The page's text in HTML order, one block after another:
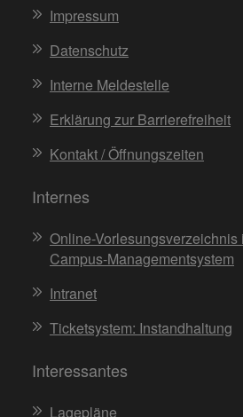
Impressum
Datenschutz
Interne Meldestelle
Erklärung zur Barrierefreiheit
Kontakt / Öffnungszeiten
Internes
Online-Vorlesungsverzeichnis
Campus-Managementsystem
Intranet
Ticketsystem: Instandhaltung
Interessantes
Lagepläne